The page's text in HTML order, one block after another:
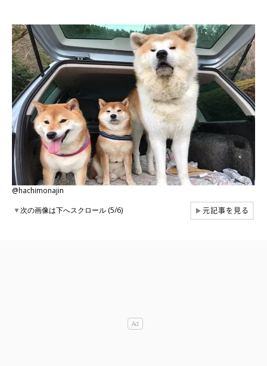
@hachimonajin
▼次の画像は下へスクロール (5/6) ▶元記事を見る